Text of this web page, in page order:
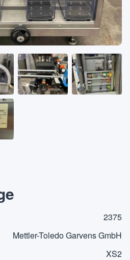
2375
Mettler-Toledo Garvens GmbH
XS2